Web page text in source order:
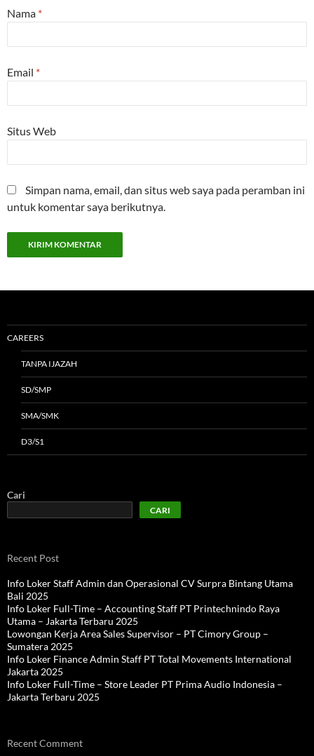
Nama *
Email *
Situs Web
Simpan nama, email, dan situs web saya pada peramban ini
untuk komentar saya berikutnya.
CAREERS
TANPA IJAZAH
SD/SMP
SMA/SMK
D3/S1
Cari
CARI
Recent Post
Info Loker Staff Admin dan Operasional CV Surpra Bintang Utama
Bali 2025
Info Loker Full-Time – Accounting Staff PT Printechnindo Raya
Utama – Jakarta Terbaru 2025
Lowongan Kerja Area Sales Supervisor – PT Cimory Group –
Sumatera 2025
Info Loker Finance Admin Staff PT Total Movements International
Jakarta 2025
Info Loker Full-Time – Store Leader PT Prima Audio Indonesia –
Jakarta Terbaru 2025
Recent Comment